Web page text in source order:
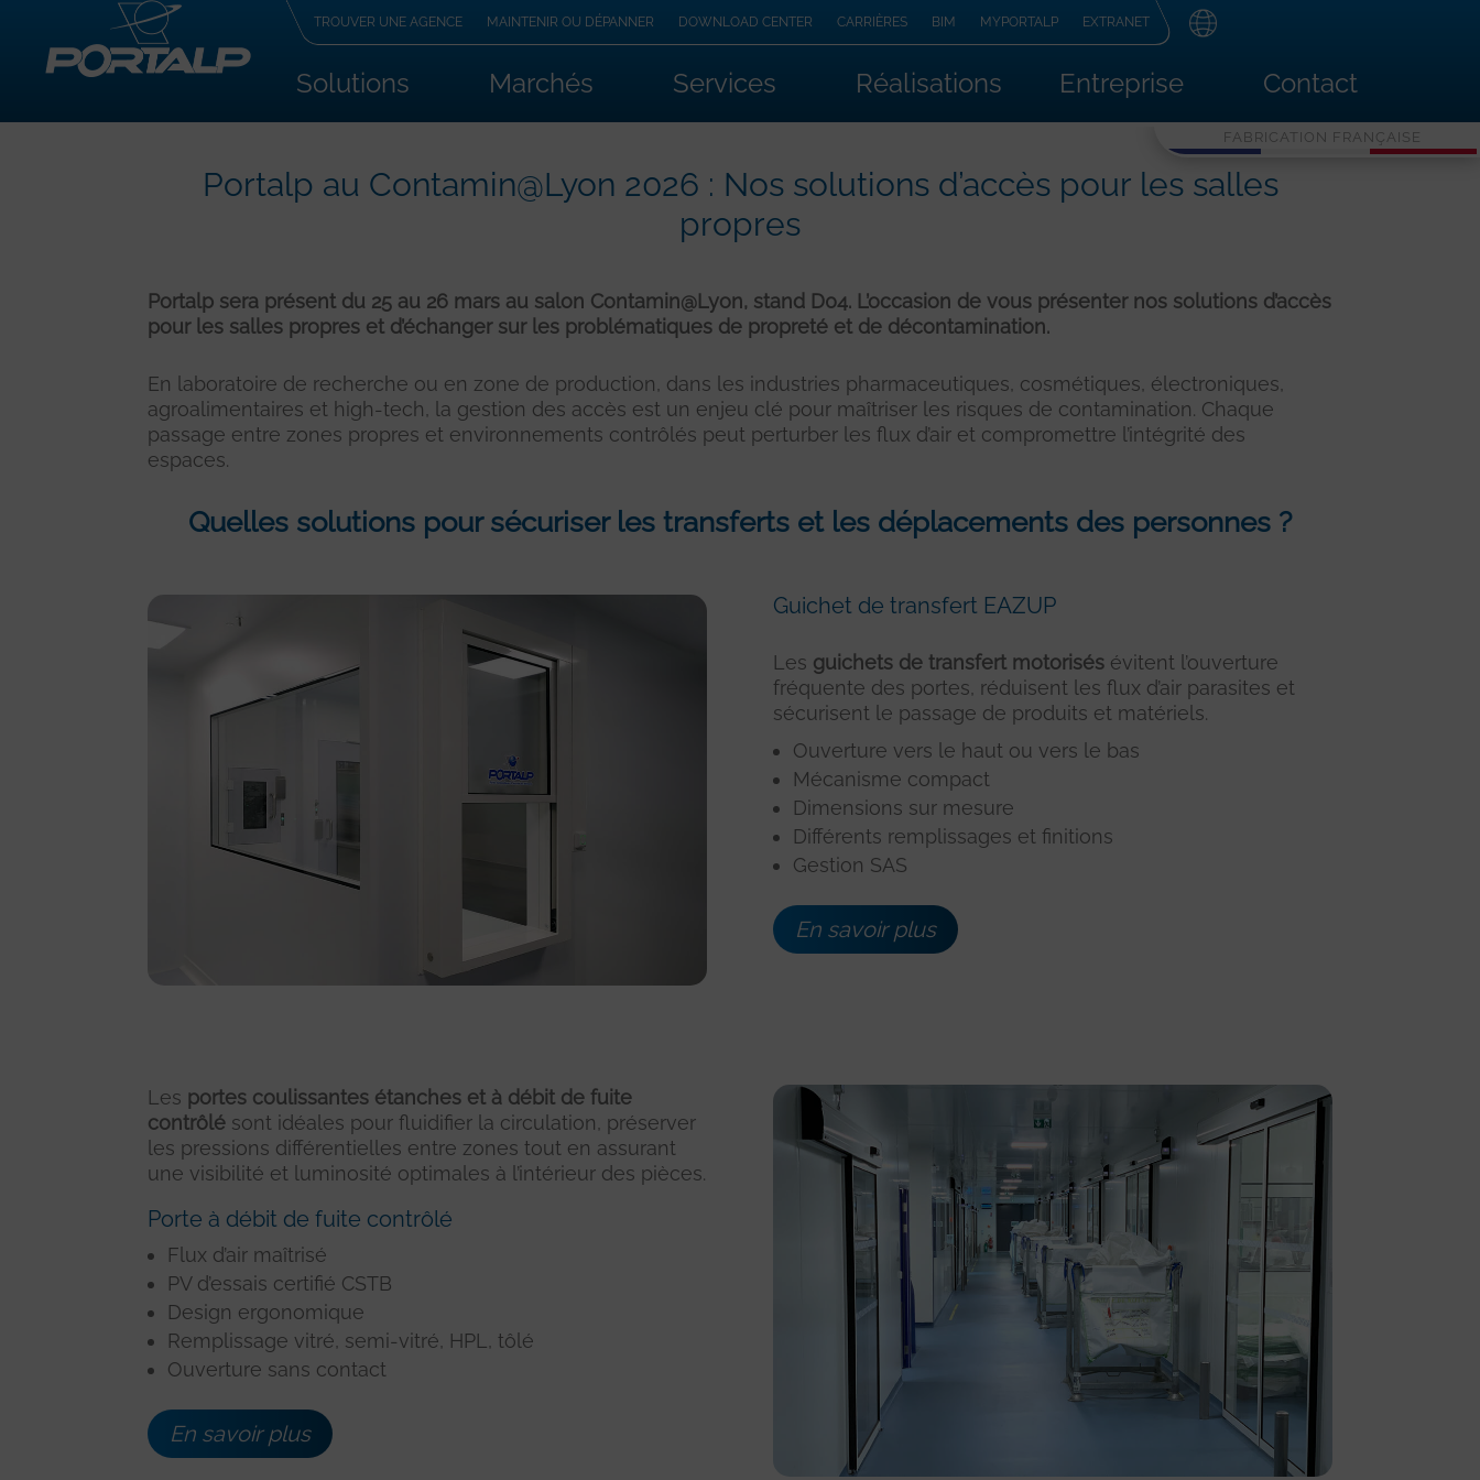
TROUVER UNE AGENCE MAINTENIR OU DÉPANNER DOWNLOAD CENTER CARRIÈRES BIM MYPORTALP EXTRANET
Solutions Marchés Services Réalisations Entreprise Contact
FABRICATION FRANÇAISE
Portalp au Contamin@Lyon 2026 : Nos solutions d’accès pour les salles
propres
Portalp sera présent du 25 au 26 mars au salon Contamin@Lyon, stand D04. L’occasion de vous présenter nos solutions d’accès
pour les salles propres et d’échanger sur les problématiques de propreté et de décontamination.
En laboratoire de recherche ou en zone de production, dans les industries pharmaceutiques, cosmétiques, électroniques,
agroalimentaires et high-tech, la gestion des accès est un enjeu clé pour maîtriser les risques de contamination. Chaque
passage entre zones propres et environnements contrôlés peut perturber les flux d’air et compromettre l’intégrité des
espaces.
Quelles solutions pour sécuriser les transferts et les déplacements des personnes ?
Guichet de transfert EAZUP
Les guichets de transfert motorisésévitent l’ouverture
fréquente des portes, réduisent les flux d’air parasites et
sécurisent le passage de produits et matériels.
Ouverture vers le haut ou vers le bas
Mécanisme compact
Dimensions sur mesure
Différents remplissages et finitions
Gestion SAS
En savoir plus
Les portes coulissantes étanches et à débit de fuite
contrôlé sont idéales pour fluidifier la circulation, préserver
les pressions différentielles entre zones tout en assurant
une visibilité et luminosité optimales à l’intérieur des pièces.
Porte à débit de fuite contrôlé
Flux d’air maîtrisé
PV d’essais certifié CSTB
Design ergonomique
Remplissage vitré, semi-vitré, HPL, tôlé
Ouverture sans contact
En savoir plus